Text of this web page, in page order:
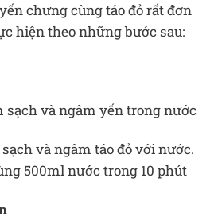
chưng cùng táo đỏ rất đơn
hiện theo những bước sau:
sạch và ngâm yến trong nước
sạch và ngâm táo đỏ với nước.
500ml nước trong 10 phút